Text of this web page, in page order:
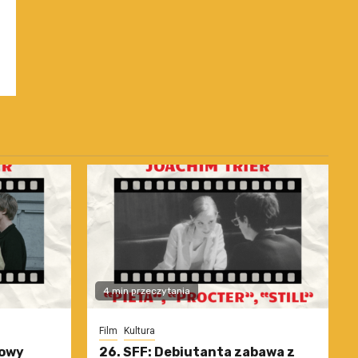
4 min przeczytania
Film Kultura
26. SFF: Debiutanta zabawa z